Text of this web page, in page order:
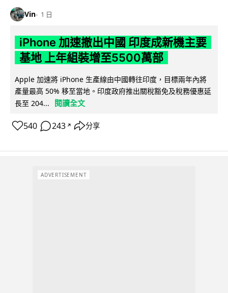
Vin 1 日
iPhone 加速撤出中國 印度成新機主要
基地 上年組裝增至5500萬部
Apple 加速將 iPhone 生產線由中國轉往印度，目標兩年內將
產量最高 50% 移至當地。印度政府推出關稅豁免及稅務優惠延
長至 204...
閱讀全文
540 243 ↗ 分享
ADVERTISEMENT